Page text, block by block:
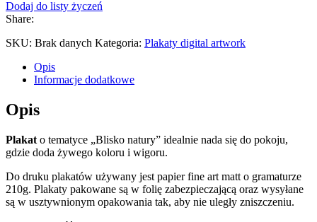
Dodaj do listy życzeń
Share:
SKU: Brak danych Kategoria: Plakaty digital artwork
Opis
Informacje dodatkowe
Opis
Plakat o tematyce „Blisko natury” idealnie nada się do pokoju,
gdzie doda żywego koloru i wigoru.
Do druku plakatów używany jest papier fine art matt o gramaturze
210g. Plakaty pakowane są w folię zabezpieczającą oraz wysyłane
są w usztywnionym opakowania tak, aby nie uległy zniszczeniu.